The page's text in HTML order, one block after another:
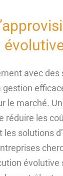
avec
gestion
le marché.
les
les solutions